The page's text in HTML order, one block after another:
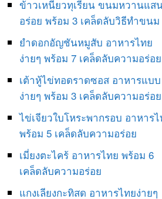
ข้าวเหนียวทุเรียน ขนมหวานแส
อร่อย พร้อม 3 เคล็ดลับวิธีทำขนม
ยำดอกอัญชันหมูสับ อาหารไทย
ง่ายๆ พร้อม 7 เคล็ดลับความอร่อย
เต้าหู้ไข่ทอดราดซอส อาหารแบบ
ง่ายๆ พร้อม 3 เคล็ดลับความอร่อย
ไข่เจียวใบโหระพากรอบ อาหาร
พร้อม 5 เคล็ดลับความอร่อย
เมี่ยงตะไคร้ อาหารไทย พร้อม 6
เคล็ดลับความอร่อย
แกงเลียงกะทิสด อาหารไทยง่ายๆ